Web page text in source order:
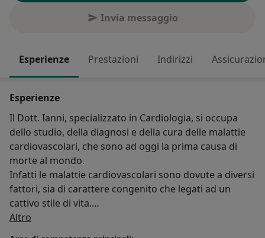
Invia messaggio
Esperienze Prestazioni Indirizzi
Esperienze
Il Dott. Ianni, specializzato in Cardiologia, si occupa
dello studio, della diagnosi e della cura delle malattie
cardiovascolari, che sono ad oggi la prima causa di
morte al mondo.
Infatti le malattie cardiovascolari sono dovute a diversi
fattori, sia di carattere congenito che legati ad un
cattivo stile di vita.
Altro